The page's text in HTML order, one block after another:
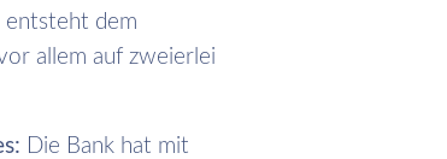
entsteht dem
allem auf zweierlei
Die Bank hat mit